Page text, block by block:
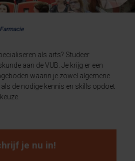
als arts? Studeer
aan de VUB. Je krijg er een
waarin je zowel algemene
de nodige kennis en skills opdoet
je nu in!